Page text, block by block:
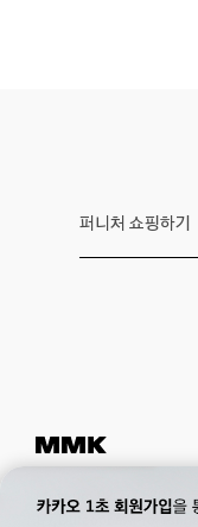
퍼니처 쇼핑하기
Museum. 02. 777. 5887
177, Duteopbawi-ro,